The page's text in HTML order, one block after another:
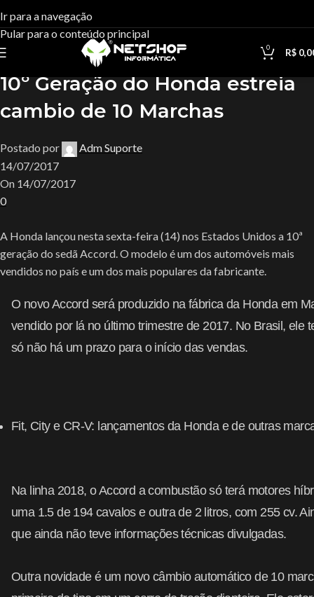
Ir para a navegação
Pular para o conteúdo principal
0 R$
Blog
Uncategorized
Uncategorized
10º Geração do Honda estreia
cambio de 10 Marchas
Postado por
Adm Suporte
14/07/2017
On 14/07/2017
0
A Honda lançou nesta sexta-feira (14) nos Estados Unidos a 10ª
geração do sedã Accord. O modelo é um dos automóveis mais
vendidos no país e um dos mais populares da fabricante.
O novo Accord será produzido na fábrica da Honda em
vendido por lá no último trimestre de 2017. No Brasil, ele
só não há um prazo para o início das vendas.
Fit, City e CR-V: lançamentos da Honda e de outras
Na linha 2018, o Accord a combustão só terá motores
uma 1.5 de 194 cavalos e outra de 2 litros, com 255 cv.
que ainda não teve informações técnicas divulgadas.
Outra novidade é um novo câmbio automático de 10